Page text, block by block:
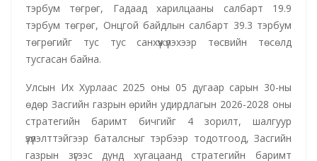
тэрбум төгрөг, Гадаад харилцааны салбарт 19.9
тэрбум төгрөг, Онцгой байдлын салбарт 39.3 тэрбум
төгрөгийг тус тус санхүүжүүлэхээр төсвийн төсөлд
тусгасан байна.
Улсын Их Хурлаас 2025 оны 05 дугаар сарын 30-ны
өдөр Засгийн газрын өрийн удирдлагын 2026-2028 оны
стратегийн баримт бичгийг 4 зорилт, шалгуур
үзүүлэлттэйгээр баталсныг тэрбээр тодотгоод, Засгийн
газрын зүгээс дунд хугацаанд стратегийн баримт